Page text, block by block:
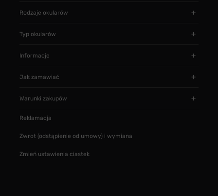
Rodzaje okularów
Typ okularów
Informacje
Jak zamawiać
Warunki zakupów
Reklamacja
Zwrot (odstąpienie od umowy) i wymiana
Zmień ustawienia ciastek